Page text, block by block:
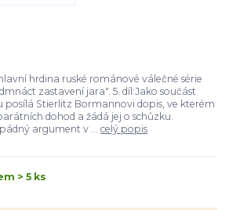
hrdina ruské románové válečné série
zastavení jara". 5. díl:Jako součást
posílá Stierlitz Bormannovi dopis, ve kterém
dohod a žádá jej o schůzku.
argument v ... celý popis
> 5 ks